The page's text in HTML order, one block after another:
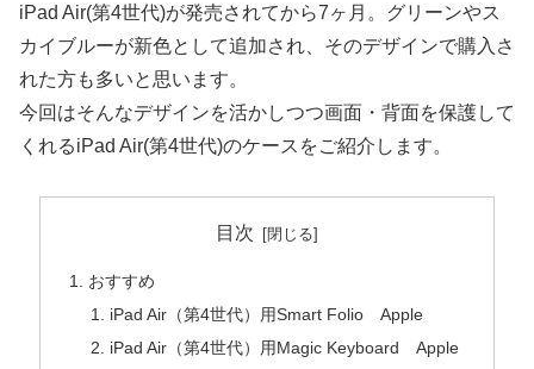
iPad Air(第4世代)が発売されてから7ヶ月。グリーンやス
カイブルーが新色として追加され、そのデザインで購入さ
れた方も多いと思います。
今回はそんなデザインを活かしつつ画面・背面を保護して
くれるiPad Air(第4世代)のケースをご紹介します。
目次
おすすめ
iPad Air（第4世代）用Smart Folio Apple
iPad Air（第4世代）用Magic Keyboard Apple